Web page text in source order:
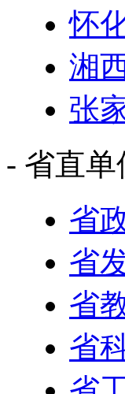
怀
湘
张
- 省直
省
省
省
省